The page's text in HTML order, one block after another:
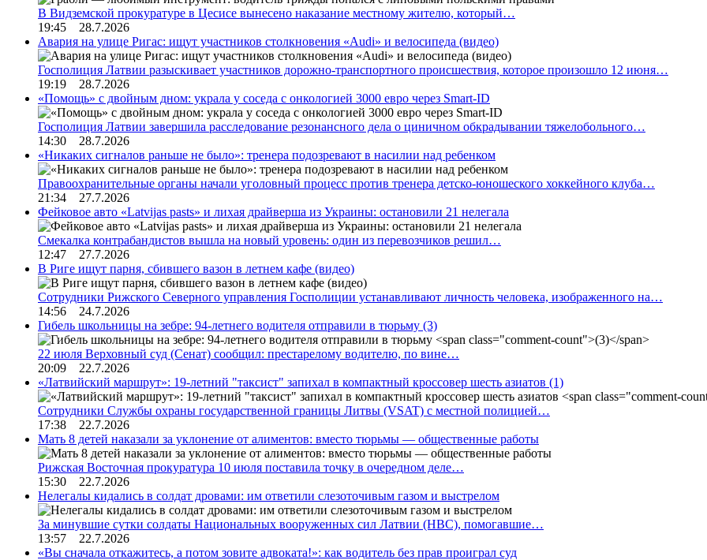
В Видземской прокуратуре в Цесисе вынесено наказание местному жителю, который…
19:45 28.7.2026
Авария на улице Ригас: ищут участников столкновения «Audi» и велосипеда (видео)
Госполиция Латвии разыскивает участников дорожно-транспортного происшествия, которое произошло 12 июня…
19:19 28.7.2026
«Помощь» с двойным дном: украла у соседа с онкологией 3000 евро через Smart-ID
Госполиция Латвии завершила расследование резонансного дела о циничном обкрадывании тяжелобольного…
14:30 28.7.2026
«Никаких сигналов раньше не было»: тренера подозревают в насилии над ребенком
Правоохранительные органы начали уголовный процесс против тренера детско-юношеского хоккейного клуба…
21:34 27.7.2026
Фейковое авто «Latvijas pasts» и лихая драйверша из Украины: остановили 21 нелегала
Смекалка контрабандистов вышла на новый уровень: один из перевозчиков решил…
12:47 27.7.2026
В Риге ищут парня, сбившего вазон в летнем кафе (видео)
Сотрудники Рижского Северного управления Госполиции устанавливают личность человека, изображенного на…
14:56 24.7.2026
Гибель школьницы на зебре: 94-летнего водителя отправили в тюрьму (3)
22 июля Верховный суд (Сенат) сообщил: престарелому водителю, по вине…
20:09 22.7.2026
«Латвийский маршрут»: 19-летний "таксист" запихал в компактный кроссовер шесть азиатов (1)
Сотрудники Службы охраны государственной границы Литвы (VSAT) с местной полицией…
17:38 22.7.2026
Мать 8 детей наказали за уклонение от алиментов: вместо тюрьмы — общественные работы
Рижская Восточная прокуратура 10 июля поставила точку в очередном деле…
15:30 22.7.2026
Нелегалы кидались в солдат дровами: им ответили слезоточивым газом и выстрелом
За минувшие сутки солдаты Национальных вооруженных сил Латвии (НВС), помогавшие…
13:57 22.7.2026
«Вы сначала откажитесь, а потом зовите адвоката!»: как водитель без прав проиграл суд